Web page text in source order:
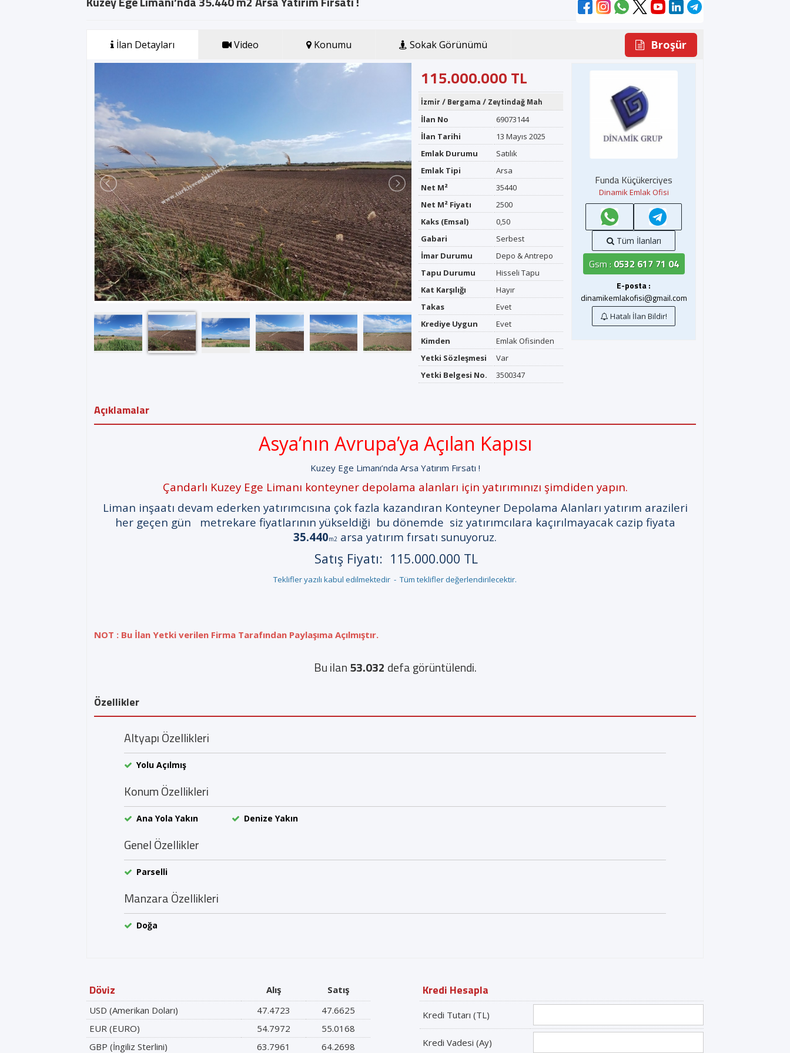
Gönder
İlan Detayları Video Konumu Sokak Görünümü Broşür
115.000.000 TL
İzmir / Bergama/ Zeytindağ Mah
İlan No
69073144
İlan Tarihi
13 Mayıs 2025
Emlak Durumu
Satılık
Emlak Tipi
Arsa
Net M²
35440
Net M² Fiyatı
2500
Kaks (Emsal)
0,50
Gabari
Serbest
İmar Durumu
Depo & Antrepo
Tapu Durumu
Hisseli Tapu
Kat Karşılığı
Hayır
Takas
Evet
Krediye Uygun
Evet
Kimden
Emlak Ofisinden
Yetki Sözleşmesi
Var
Yetki Belgesi No.
3500347
Funda Küçükerciyes
Dinamik Emlak Ofisi
Tüm İlanları
Gsm : 0532 617 71 04
E-posta :
dinamikemlakofisi@gmail.com
Hatalı İlan Bildir!
Açıklamalar
Asya’nın Avrupa’ya Açılan Kapısı
Kuzey Ege Limanı’nda Arsa Yatırım Fırsatı !
Çandarlı Kuzey Ege Limanı konteyner depolama alanları için yatırımınızı şimdiden yapın.
Liman inşaatı devam ederken yatırımcısına çok fazla kazandıran Konteyner Depolama Alanları yatırım arazileri
her geçen gün metrekare fiyatlarının yükseldiği bu dönemde siz yatırımcılara kaçırılmayacak cazip fiyata
35.440m2 arsa yatırım fırsatı sunuyoruz.
Satış Fiyatı: 115.000.000 TL
Teklifler yazılı kabul edilmektedir - Tüm teklifler değerlendirilecektir.
NOT : Bu İlan Yetki verilen Firma Tarafından Paylaşıma Açılmıştır.
Bu ilan53.032 defa görüntülendi.
Özellikler
Altyapı Özellikleri
Yolu Açılmış
Konum Özellikleri
Ana Yola Yakın Denize Yakın
Genel Özellikler
Parselli
Manzara Özellikleri
Doğa
Döviz Alış
Satış
USD (Amerikan Doları)
47.4723
47.6625
EUR (EURO)
54.7972
55.0168
GBP (İngiliz Sterlini)
63.7961
64.2698
Kredi Hesapla
Kredi Tutarı (TL)
Kredi Vadesi (Ay)